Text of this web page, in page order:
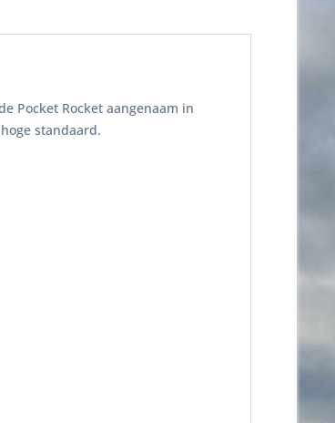
Pocket Rocket aangenaam in
standaard.